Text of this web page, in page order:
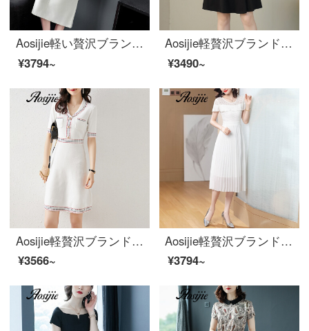
Aosijie軽い贅沢ブランドの婦人服のサスペンダーワンピーススーツのスカート2020夏の新型韓国版はゆったりしていて、やせていて、年齢の中で長いスタイルのサスペンダーのスカートの2つのセットの米白Mを現します。
¥3794~
Aosijie軽贅沢ブランドの婦人服休暇半袖Vネックワンピース夏2020新型太っているmmのゆったりしたサイズが腹を覆って明らかにやせています。ヘルモアの黒スカート黒L（体重90-110斤を推奨します。）
¥3490~
Aosijie軽贅沢ブランドの婦人服-2020春夏新作ボタン装飾ステッチニットスカートVネックラインの明るいウエストのワンピース白S
¥3566~
Aosijie軽贅沢ブランドの婦人服レーススプライスシフォンのワンピース女性の夏服2020新モデルの女性はウエストが細く見える修身気質の中で長めのプリーツスカート白Sです。
¥3794~